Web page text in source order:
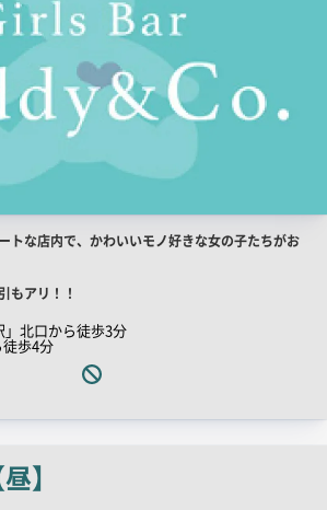
トな店内で、かわいいモノ好きな女の子たちがお
もアリ！！
北口から徒歩3分
徒歩4分
】